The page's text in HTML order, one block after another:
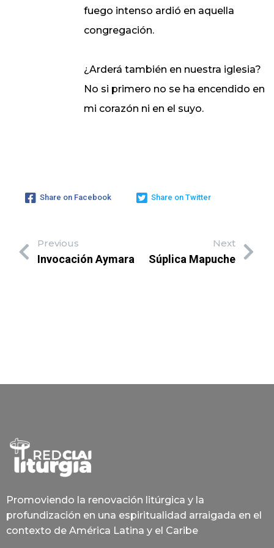
fuego intenso ardió en aquella
congregación.
¿Arderá también en nuestra iglesia?
No si primero no se ha encendido en
mi corazón ni en el suyo.
Share on Facebook Share on Twitter
Previous
Invocación Aymara
Next
Súplica Mapuche
Promoviendo la renovación litúrgica y la
profundización en una espiritualidad arraigada en el
contexto de América Latina y el Caribe